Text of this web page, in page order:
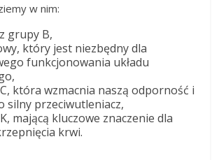
w nim:
grupy B,
który jest niezbędny dla
funkcjonowania układu
która wzmacnia naszą odporność i
silny przeciwutleniacz,
mającą kluczowe znaczenie dla
krwi.